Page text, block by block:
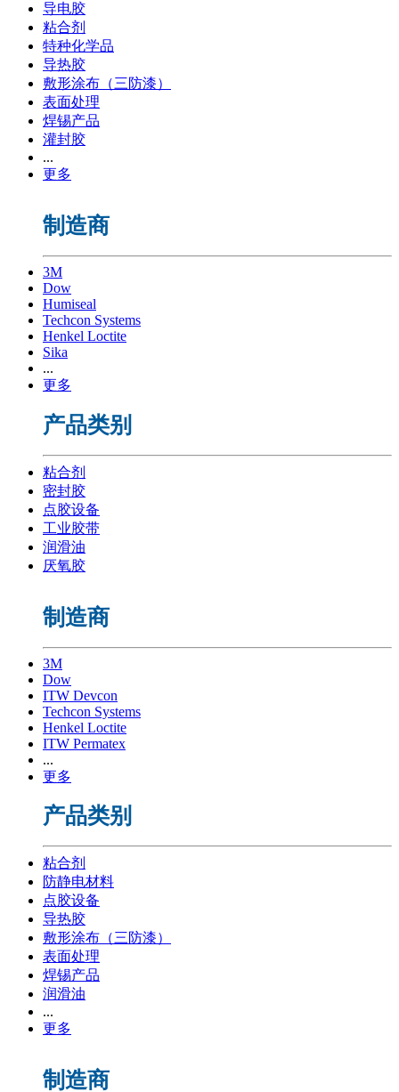
导电胶
粘合剂
特种化学品
导热胶
敷形涂布（三防漆）
表面处理
焊锡产品
灌封胶
...
更多
制造商
3M
Dow
Humiseal
Techcon Systems
Henkel Loctite
Sika
...
更多
产品类别
粘合剂
密封胶
点胶设备
工业胶带
润滑油
厌氧胶
制造商
3M
Dow
ITW Devcon
Techcon Systems
Henkel Loctite
ITW Permatex
...
更多
产品类别
粘合剂
防静电材料
点胶设备
导热胶
敷形涂布（三防漆）
表面处理
焊锡产品
润滑油
...
更多
制造商